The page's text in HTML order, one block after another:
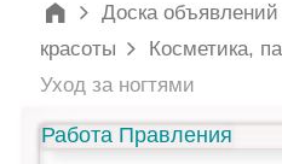
Доска объявлений
красоты
Косметика,
Уход за ногтями
Работа Правления